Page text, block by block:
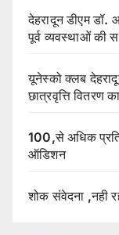
देहरादून डीएम डॉ.
पूर्व व्यवस्थाओं की
यूनेस्को क्लब
छात्रवृत्ति वितरण
100,से अधिक
ऑडिशन
शोक संवेदना ,नही